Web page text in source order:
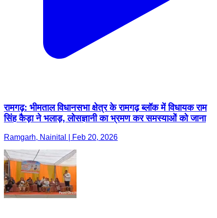
रामगढ़: भीमताल विधानसभा क्षेत्र के रामगढ़ ब्लॉक में विधायक राम
सिंह कैड़ा ने भलाड़, लोसज्ञानी का भ्रमण कर समस्याओं को जाना
Ramgarh, Nainital | Feb 20, 2026